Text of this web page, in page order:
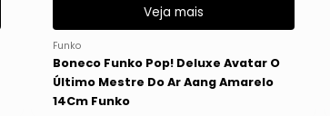
Veja mais
Funko
Boneco Funko Pop! Deluxe Avatar O
Último Mestre Do Ar Aang Amarelo
14Cm Funko